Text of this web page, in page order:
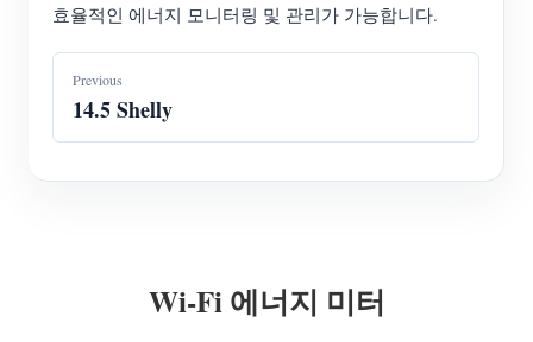
효율적인 에너지 모니터링 및 관리가 가능합니다.
Previous
14.5 Shelly
Wi-Fi 에너지 미터